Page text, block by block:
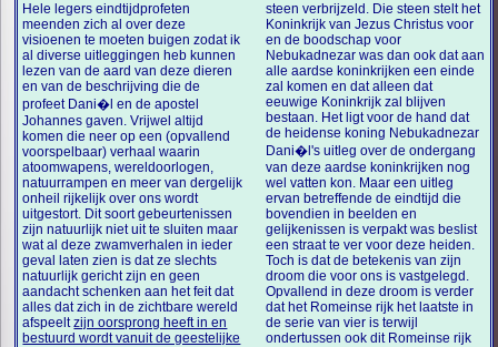
Hele legers eindtijdprofeten
meenden zich al over deze
visioenen te moeten buigen zodat ik
al diverse uitleggingen heb kunnen
lezen van de aard van deze dieren
en van de beschrijving die de
profeet Dani�l en de apostel
Johannes gaven. Vrijwel altijd
komen die neer op een (opvallend
voorspelbaar) verhaal waarin
atoomwapens, wereldoorlogen,
natuurrampen en meer van dergelijk
onheil rijkelijk over ons wordt
uitgestort. Dit soort gebeurtenissen
zijn natuurlijk niet uit te sluiten maar
wat al deze zwamverhalen in ieder
geval laten zien is dat ze slechts
natuurlijk gericht zijn en geen
aandacht schenken aan het feit dat
alles dat zich in de zichtbare wereld
afspeeltzijn oorsprong heeft in en
bestuurd wordt vanuit de geestelijke
steen verbrijzeld. Die steen stelt het
Koninkrijk van Jezus Christus voor
en de boodschap voor
Nebukadnezar was dan ook dat aan
alle aardse koninkrijken een einde
zal komen en dat alleen dat
eeuwige Koninkrijk zal blijven
bestaan. Het ligt voor de hand dat
de heidense koning Nebukadnezar
Dani�l's uitleg over de ondergang
van deze aardse koninkrijken nog
wel vatten kon. Maar een uitleg
ervan betreffende de eindtijd die
bovendien in beelden en
gelijkenissen is verpakt was beslist
een straat te ver voor deze heiden.
Toch is dat de betekenis van zijn
droom die voor ons is vastgelegd.
Opvallend in deze droom is verder
dat het Romeinse rijk het laatste in
de serie van vier is terwijl
ondertussen ook dit Romeinse rijk